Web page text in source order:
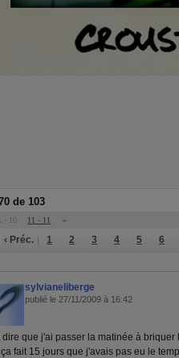
de 103
- 10 11 - 11 »
‹ Préc. 1 2 3 4 5 6
sylvianeliberge
publié le 27/11/2009 à 16:42
dire que j'ai passer la matinée à
ça fait 15 jours que j'avais pas eu le